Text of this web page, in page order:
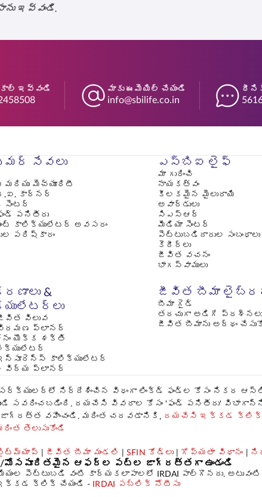
ఇవ్వండి.
ఇవ్వండి మాకు ఈమెయిల్ చేయండి
info@sbilife.co.in
దీనికి
సేవలు
మెచ్యూరిటీ
కార్నర్
పనితీరు
కాలిక్యులేటర్ అవసరం
పరిష్కారం
ఎస్‌బిఐ లైఫ్
మా గురించి
నాయకత్వం
కీలకమైన మైలురాయి
అవార్డులు
సిఎస్ఆర్
మీడియా సెంటర్
పెట్టుబడిదారుల సంబంధాలు
కెరీర్లు
జీవిత వచనం
భాగస్వాములు
&
విలువ
ప్లానర్
యొక్క శక్తి
కాలిక్యులేటర్
విద్య ప్లానర్
జీవిత బీమా
బీమా గైడ్
తరచుగా అడిగే ప్రశ్నలు
జీవిత బీమాను అర్థం
2011 సర్క్యులర్‌లో నిర్దేశించిన విధంగా లింక్డ్ ఫండ్‌ల కోసం నికర
సవరించబడింది. దయచేసి వివరాల కోసం 'ఫండ్ పనితీరు' విభాగాన్ని
వహించండి. మరింత చదవడానికి, దయచేసి ఇక్కడ క్లిక్
తెలుసుకోండి
జీవిత బీమా మండలి SFIN కోడ్‌లు గోప్యతా విధానం
ఆఫర్ల పట్ల జాగ్రత్తగా ఉండండి
పెట్టుబడి వంటి కార్యకలాపాలలో IRDAI పాల్గొనదు. అటువంటి
క్లిక్ చేయండి -
IRDAI పబ్లిక్ నోటీసు